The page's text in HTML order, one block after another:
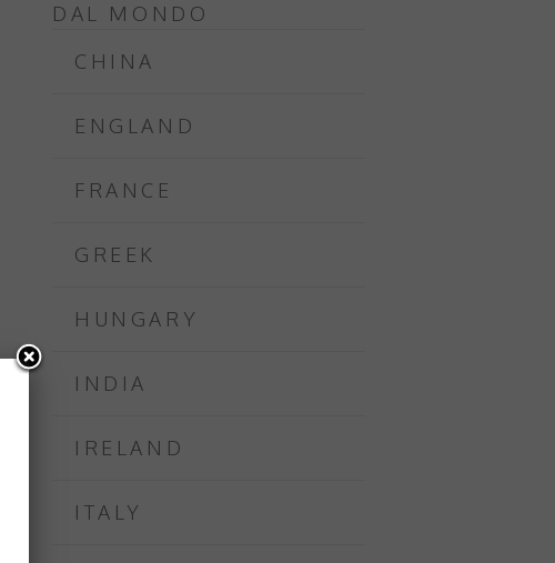
DAL MONDO
CHINA
ENGLAND
FRANCE
GREEK
HUNGARY
INDIA
IRELAND
ITALY